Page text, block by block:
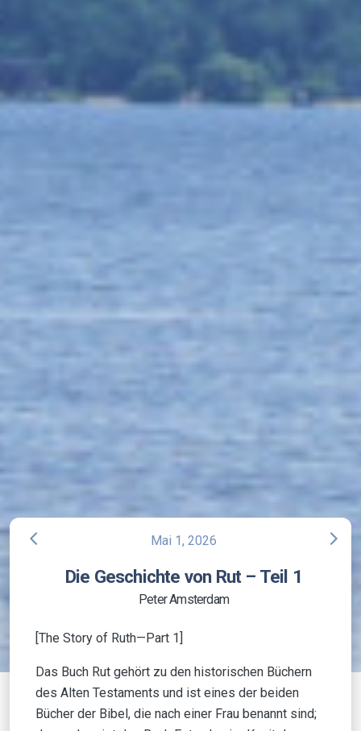
arrow_back_ios Mai 1, 2026 arrow_forward_ios
Die Geschichte von Rut – Teil 1
Peter Amsterdam
[The Story of Ruth—Part 1]
Das Buch Rut gehört zu den historischen Büchern
des Alten Testaments und ist eines der beiden
Bücher der Bibel, die nach einer Frau benannt sind;